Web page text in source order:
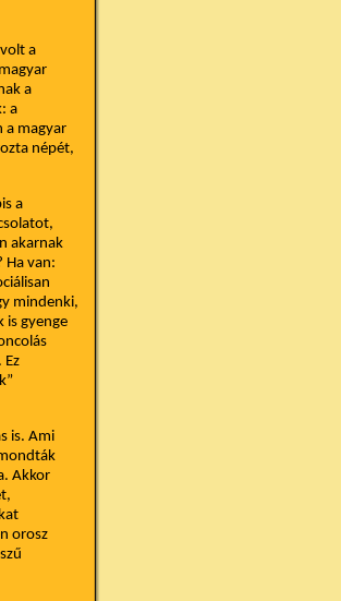
a
a
a
a magyar
népét,
a
akarnak
Ha van:
mindenki,
is gyenge
is. Ami
Akkor
orosz